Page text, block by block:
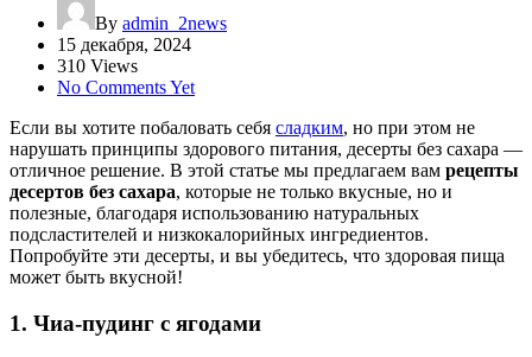
By admin_2news
15 декабря, 2024
310 Views
No Comments Yet
Если вы хотите побаловать себя сладким, но при этом не
нарушать принципы здорового питания, десерты без сахара —
отличное решение. В этой статье мы предлагаем вам рецепты
десертов без сахара, которые не только вкусные, но и
полезные, благодаря использованию натуральных
подсластителей и низкокалорийных ингредиентов.
Попробуйте эти десерты, и вы убедитесь, что здоровая пища
может быть вкусной!
1. Чиа-пудинг с ягодами